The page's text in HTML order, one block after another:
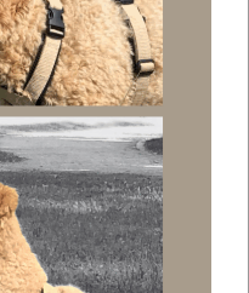
Hund oder dem
solltest du dir im
eine eher angespannte
der beiden Hunde
richtig wohl
deinem Hund nicht
in diese Begegnung
Hund zu
in so einer Situation